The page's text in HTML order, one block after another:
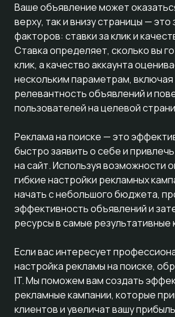
Ваше объявление может
верху, так и внизу страницы — это
факторов: ставки за клик и
Ставка определяет, сколько вы
клик, а качество аккаунта
нескольким параметрам, включая
релевантность объявлений и
пользователей на целевой
Реклама на поиске — это
быстро заявить о себе и
на сайт. Используя возможности
гибкие настройки рекламных
начать с небольшого бюджета,
эффективность объявлений и
ресурсы в самые результативные
Если вас интересует
настройка рекламы на поиске,
IT. Мы поможем вам создать
рекламные кампании, которые
клиентов и увеличат вашу